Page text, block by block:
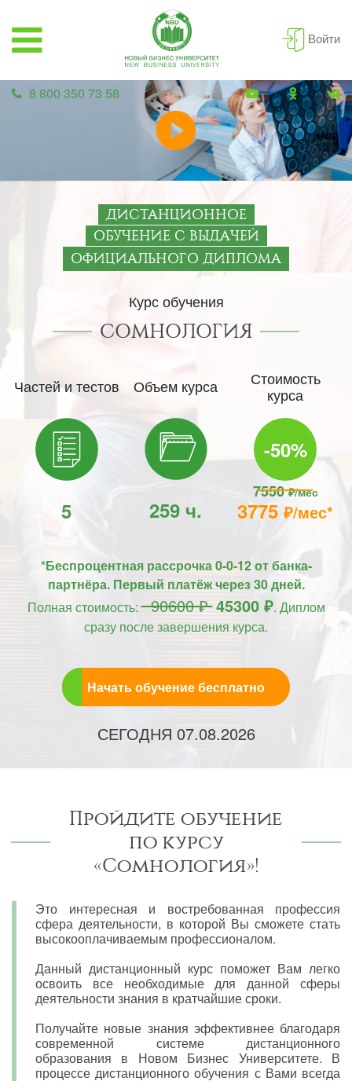
Войти
8 800 350 73 58
ДИСТАНЦИОННОЕ
ОБУЧЕНИЕ С ВЫДАЧЕЙ
ОФИЦИАЛЬНОГО ДИПЛОМА
Курс обучения
СОМНОЛОГИЯ
Частей и тестов
5
Объем курса
259 ч.
Стоимость
курса
-50%
7550₽/мес
3775₽/мес*
*Беспроцентная рассрочка 0-0-12 от банка-
партнёра. Первый платёж через 30 дней.
Полная стоимость:90600 ₽45300 ₽. Диплом
сразу после завершения курса.
Начать обучение бесплатно
СЕГОДНЯ 07.08.2026
Пройдите обучение
по курсу
«Сомнология»!
Это интересная и востребованная профессия
сфера деятельности, в которой Вы сможете стать
высокооплачиваемым профессионалом.
Данный дистанционный курс поможет Вам легко
освоить все необходимые для данной сферы
деятельности знания в кратчайшие сроки.
Получайте новые знания эффективнее благодаря
современной системе дистанционного
образования в Новом Бизнес Университете. В
процессе дистанционного обучения с Вами всегда